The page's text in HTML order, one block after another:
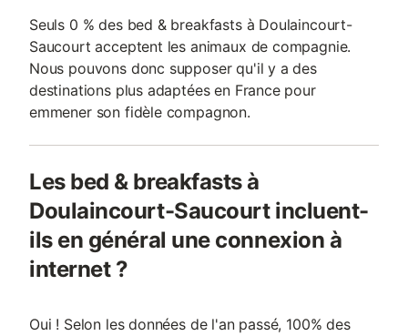
Seuls 0 % des bed & breakfasts à Doulaincourt-
Saucourt acceptent les animaux de compagnie.
Nous pouvons donc supposer qu'il y a des
destinations plus adaptées en France pour
emmener son fidèle compagnon.
Les bed & breakfasts à
Doulaincourt-Saucourt incluent-
ils en général une connexion à
internet ?
Oui ! Selon les données de l'an passé, 100% des